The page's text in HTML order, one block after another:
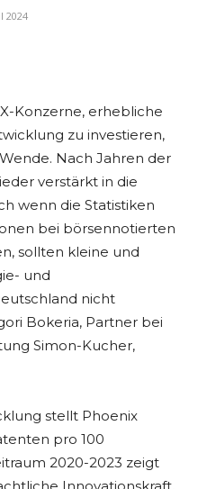
2024
Konzerne, erhebliche
zu investieren,
Nach Jahren der
verstärkt in die
wenn die Statistiken
bei börsennotierten
sollten kleine und
und
nicht
Bokeria, Partner bei
Simon-Kucher,
stellt Phoenix
pro 100
2020-2023 zeigt